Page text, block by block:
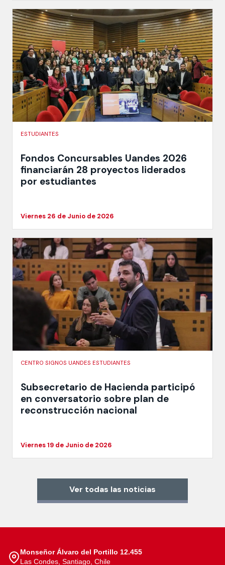
ESTUDIANTES
Fondos Concursables Uandes 2026
financiarán 28 proyectos liderados
por estudiantes
Viernes 26 de Junio de 2026
CENTRO SIGNOS UANDES ESTUDIANTES
Subsecretario de Hacienda participó
en conversatorio sobre plan de
reconstrucción nacional
Viernes 19 de Junio de 2026
Ver todas las noticias
Monseñor Álvaro del Portillo 12.455
Las Condes, Santiago, Chile